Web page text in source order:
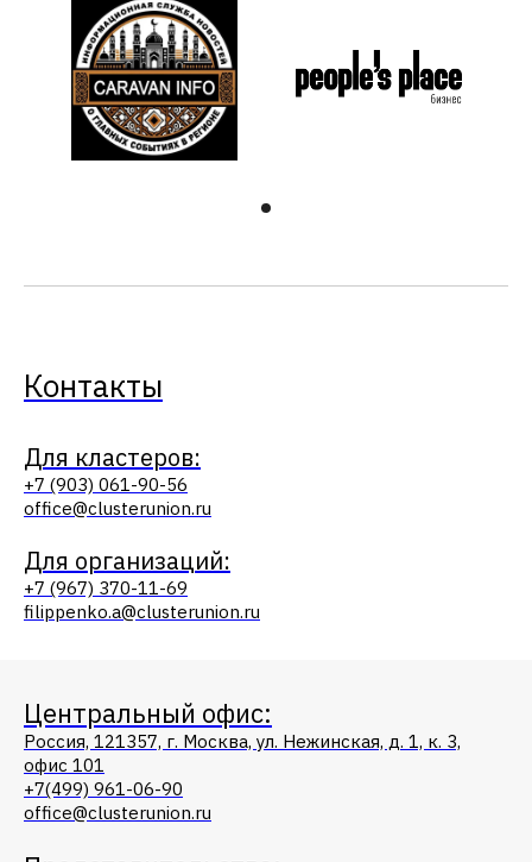
Контакты
Для кластеров:
+7 (903) 061-90-56
office@clusterunion.ru
Для организаций:
+7 (967) 370-11-69
filippenko.a@clusterunion.ru
Центральный офис:
Россия, 121357, г. Москва, ул. Нежинская, д. 1, к. 3,
офис 101
+7(499) 961-06-90
office@clusterunion.ru